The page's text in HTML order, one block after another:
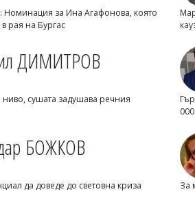
Номинация за Ина Агафонова, която
рая на Бургас
ДИМИТРОВ
сушата задушава речния
БОЖКОВ
да доведе до световна криза За